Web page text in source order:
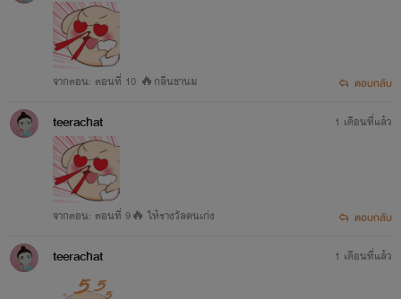
จากตอน: ตอนที่ 10 🔥กลิ่นชานม ตอบกลับ
teerachat
จากตอน: ตอนที่ 9🔥 ให้รางวัลคนเก่ง
1 เดือนที่แล้ว
ตอบกลับ
teerachat 1 เดือนที่แล้ว